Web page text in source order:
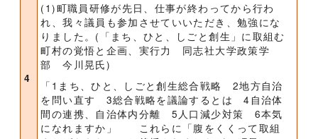
4
(1)町職員研修が先日、仕事が終わってから行わ
れ、我々議員も参加させていいただき、勉強にな
りました。(「まち、ひと、しごと創生」に取組む
町村の覚悟と企画、実行力 同志社大学政策学
部 今川晃氏)
「1まち、ひと、しごと創生総合戦略 2地方自治
を問い直す 3総合戦略を議論するとは 4自治体
間の連携、自治体内分離 5人口減少対策 6本気
になれますか」 これらに「腹をくくって取組